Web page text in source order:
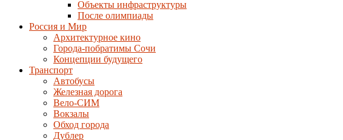
Объекты инфраструктуры
После олимпиады
Россия и Мир
Архитектурное кино
Города-побратимы Сочи
Концепции будущего
Транспорт
Автобусы
Железная дорога
Вело-СИМ
Вокзалы
Обход города
Дублер